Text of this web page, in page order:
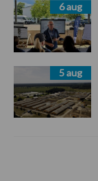
6 aug
5 aug